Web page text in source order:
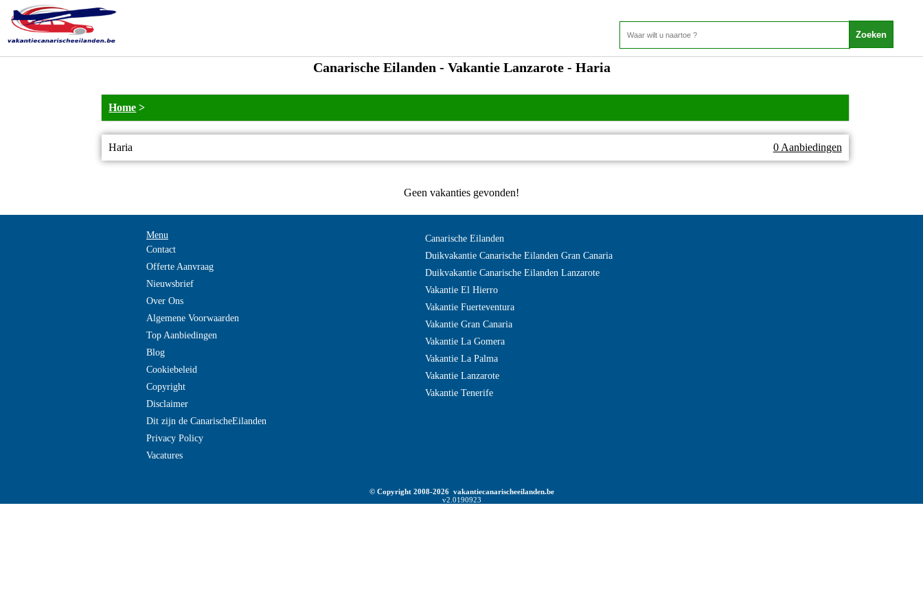
Canarische Eilanden - Vakantie Lanzarote - Haria
Home >
Haria 0 Aanbiedingen
Geen vakanties gevonden!
Menu
Contact
Offerte Aanvraag
Nieuwsbrief
Over Ons
Algemene Voorwaarden
Top Aanbiedingen
Blog
Cookiebeleid
Copyright
Disclaimer
Dit zijn de CanarischeEilanden
Privacy Policy
Vacatures
Canarische Eilanden
Duikvakantie Canarische Eilanden Gran Canaria
Duikvakantie Canarische Eilanden Lanzarote
Vakantie El Hierro
Vakantie Fuerteventura
Vakantie Gran Canaria
Vakantie La Gomera
Vakantie La Palma
Vakantie Lanzarote
Vakantie Tenerife
© Copyright 2008-2026 vakantiecanarischeeilanden.be
v2.0190923